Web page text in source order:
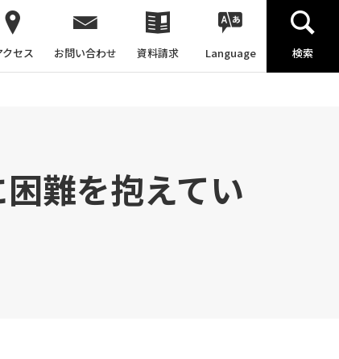
クセス お問い合わせ 資料請求 Language 検索
難を抱えてい